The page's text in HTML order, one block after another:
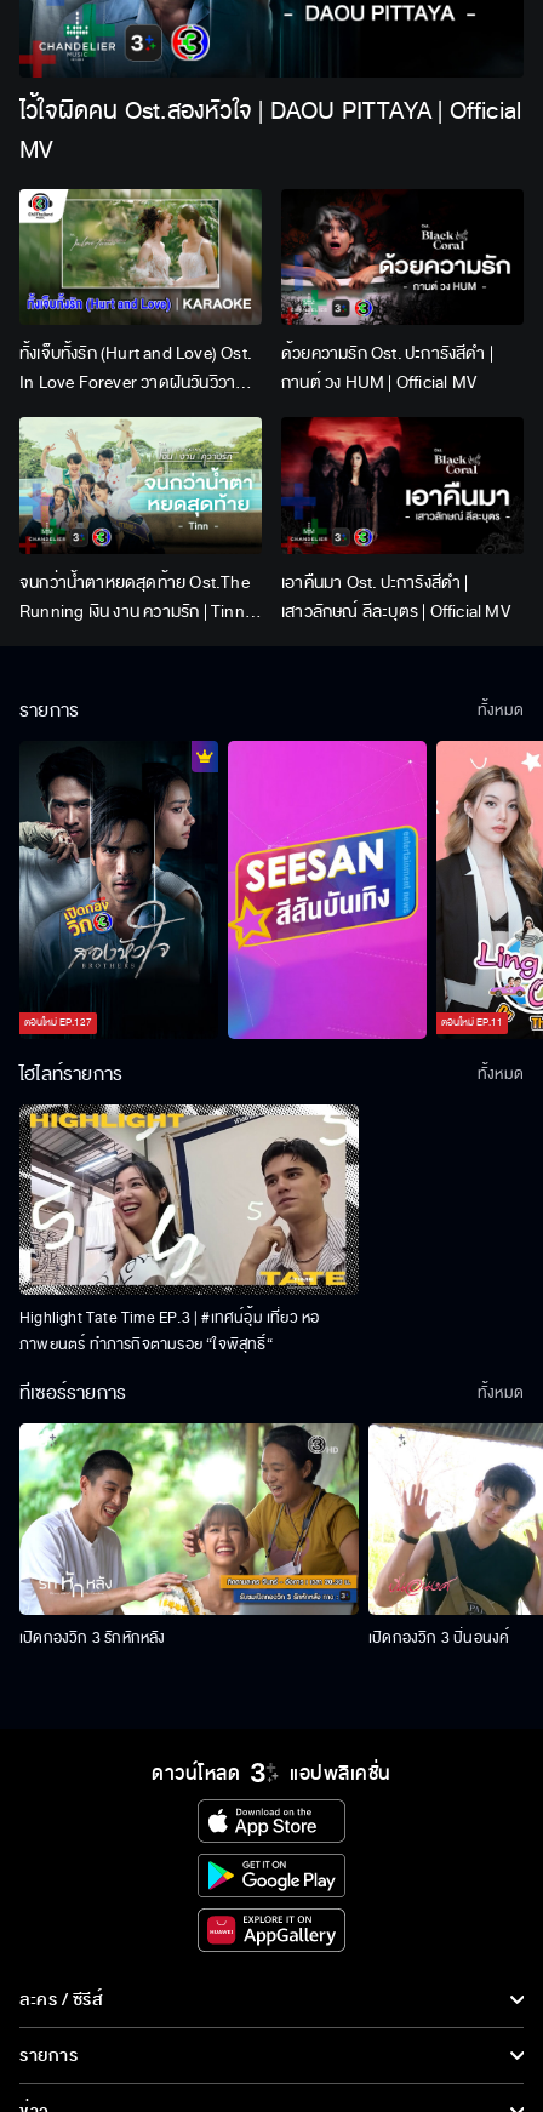
ไว้ใจผิดคน Ost.สองหัวใจ | DAOU PITTAYA | Official
MV
ทั้งเจ็บทั้งรัก (Hurt and Love) Ost.
In Love Forever วาดฝันวันวิวาห์ |
Lingling Kwong x Orm
Kornnaphat | Official Karaoke
ด้วยความรัก Ost. ปะการังสีดำ |
กานต์ วง HUM | Official MV
จนกว่าน้ำตาหยดสุดท้าย Ost.The
Running เงิน งาน ความรัก | Tinn |
เอาคืนมา Ost. ปะการังสีดำ |
เสาวลักษณ์ ลีละบุตร | Official MV
รายการ
ตอนใหม่EP.127 ตอนใหม่EP.11
ทั้งหมด
ไฮไลท์รายการ
Highlight Tate Time EP.3 | #เทศน์อุ้ม เที่ยว หอ
ภาพยนตร์ ทำภารกิจตามรอย “ใจพิสุทธิ์“
ทั้งหมด
ทีเซอร์รายการ
เปิดกองวิก 3 รักหักหลัง เปิดกองวิก 3 ปิ่นอนงค์
ทั้งหมด
ดาวน์โหลด แอปพลิเคชั่น
ละคร / ซีรีส์
ละคร/ซีรีส์
ซีรีส์นานาชาติ
รายการ
รายการทั้งหมด